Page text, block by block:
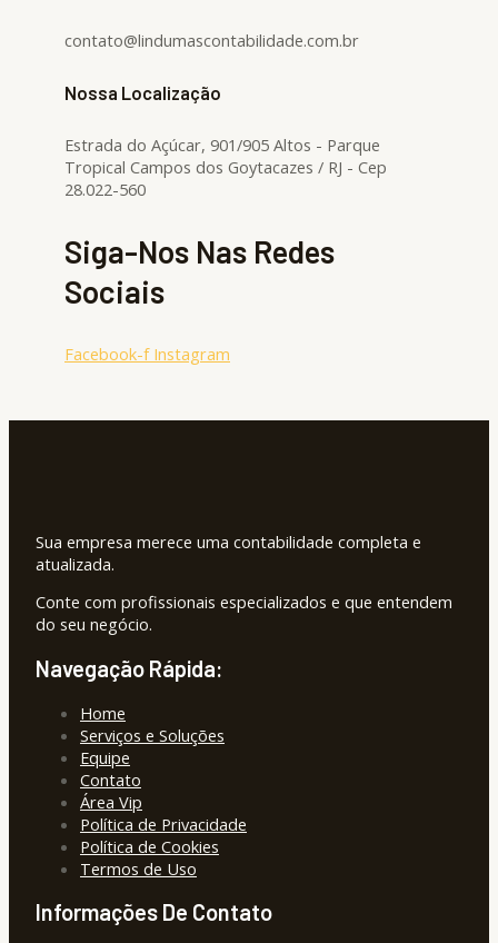
contato@lindumascontabilidade.com.br
Nossa Localização
Estrada do Açúcar, 901/905 Altos - Parque
Tropical Campos dos Goytacazes / RJ - Cep
28.022-560
Siga-Nos Nas Redes
Sociais
Facebook-f Instagram
Sua empresa merece uma contabilidade completa e
atualizada.
Conte com profissionais especializados e que entendem
do seu negócio.
Navegação Rápida:
Home
Serviços e Soluções
Equipe
Contato
Área Vip
Política de Privacidade
Política de Cookies
Termos de Uso
Informações De Contato